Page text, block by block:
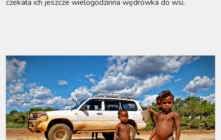
czekała ich jeszcze wielogodzinna wędrówka do wsi.